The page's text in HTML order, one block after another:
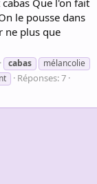
Que l'on fait
le pousse dans
ne plus que
cabas
mélancolie
Réponses: 7